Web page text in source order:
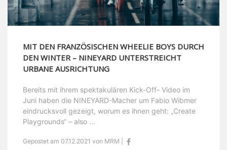
MIT DEN FRANZÖSISCHEN WHEELIE BOYS DURCH
DEN WINTER – NINEYARD UNTERSTREICHT
URBANE AUSRICHTUNG
Bereits mit ihrem spektakulären Kick-Off- Video im
Juni haben die NINEYARD-Macher um Fabio Wibmer
eindrucksvoll gezeigt, worum es ihnen geht: „Create
Playgrounds“ – also ...
Gepostet am 07.12.2021 von MRM |